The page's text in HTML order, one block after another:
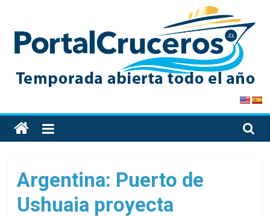
content
PortalCruceros
Toda
la
cruceros
en
Argentina: Puerto de
Ushuaia proyecta